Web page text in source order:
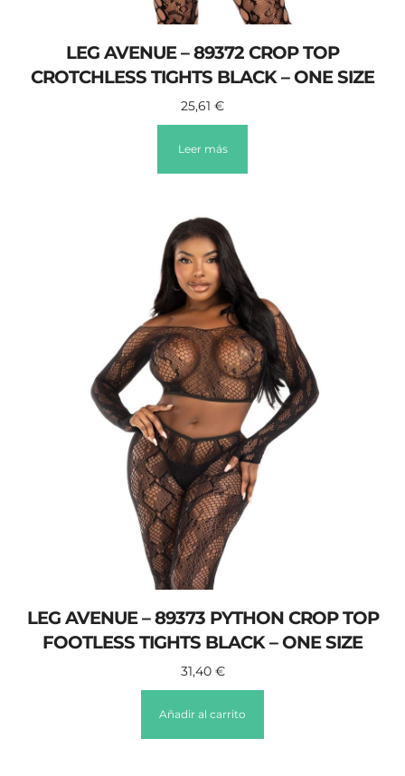
LEG AVENUE – 89372 CROP TOP
CROTCHLESS TIGHTS BLACK – ONE SIZE
25,61 €
Leer más
LEG AVENUE – 89373 PYTHON CROP TOP
FOOTLESS TIGHTS BLACK – ONE SIZE
31,40 €
Añadir al carrito